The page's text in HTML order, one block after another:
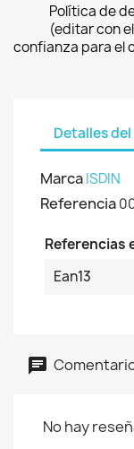
Política de
(editar con
confianza para el
Detalles
MarcaISDIN
Referencia
Referencias
Ean13
No hay